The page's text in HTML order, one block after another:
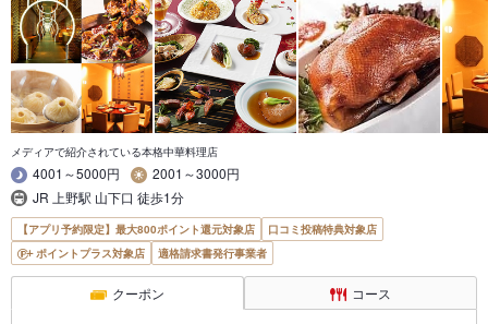
メディアで紹介されている本格中華料理店
4001～5000円
2001～3000円
JR 上野駅 山下口 徒歩1分
【アプリ予約限定】最大800ポイント還元対象店
口コミ投稿特典対象店
ポイントプラス対象店
適格請求書発行事業者
クーポン コース